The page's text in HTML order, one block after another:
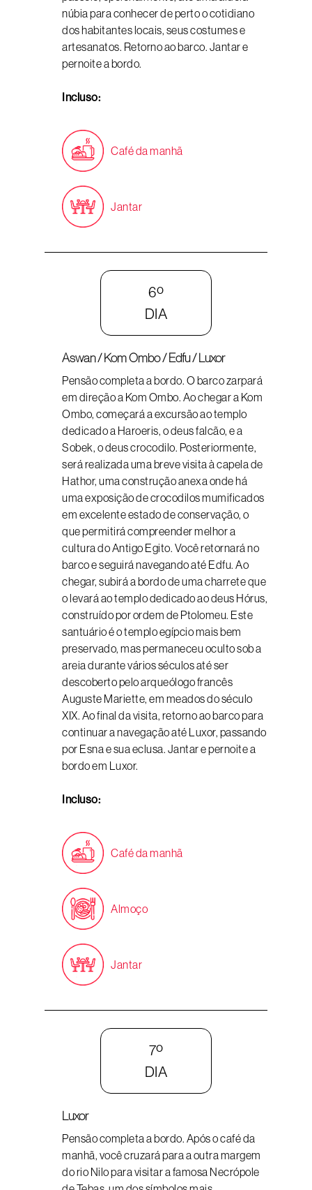
núbia para conhecer de perto o cotidiano
dos habitantes locais, seus costumes e
artesanatos. Retorno ao barco. Jantar e
pernoite a bordo.
Incluso:
Café da manhã
Jantar
6º
DIA
Aswan / Kom Ombo / Edfu / Luxor
Pensão completa a bordo. O barco zarpará
em direção a Kom Ombo. Ao chegar a Kom
Ombo, começará a excursão ao templo
dedicado a Haroeris, o deus falcão, e a
Sobek, o deus crocodilo. Posteriormente,
será realizada uma breve visita à capela de
Hathor, uma construção anexa onde há
uma exposição de crocodilos mumificados
em excelente estado de conservação, o
que permitirá compreender melhor a
cultura do Antigo Egito. Você retornará no
barco e seguirá navegando até Edfu. Ao
chegar, subirá a bordo de uma charrete que
o levará ao templo dedicado ao deus Hórus,
construído por ordem de Ptolomeu. Este
santuário é o templo egípcio mais bem
preservado, mas permaneceu oculto sob a
areia durante vários séculos até ser
descoberto pelo arqueólogo francês
Auguste Mariette, em meados do século
XIX. Ao final da visita, retorno ao barco para
continuar a navegação até Luxor, passando
por Esna e sua eclusa. Jantar e pernoite a
bordo em Luxor.
Incluso:
Café da manhã
Almoço
Jantar
7º
DIA
Luxor
Pensão completa a bordo. Após o café da
manhã, você cruzará para a outra margem
do rio Nilo para visitar a famosa Necrópole